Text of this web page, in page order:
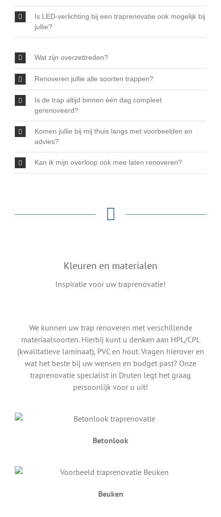
Is LED-verlichting bij een traprenovatie ook mogelijk bij
jullie?
Wat zijn overzettreden?
Renoveren jullie alle soorten trappen?
Is de trap altijd binnen één dag compleet
gerenoveerd?
Komen jullie bij mij thuis langs met voorbeelden en
advies?
Kan ik mijn overloop ook mee laten renoveren?
Kleuren en materialen
Inspiratie voor uw traprenovatie!
We kunnen uw trap renoveren met verschillende
materiaalsoorten. Hierbij kunt u denken aan HPL/CPL
(kwalitatieve laminaat), PVC en hout. Vragen hierover en
wat het beste bij uw wensen en budget past? Onze
traprenovatie specialist in Druten legt het graag
persoonlijk voor u uit!
Betonlook
Beuken